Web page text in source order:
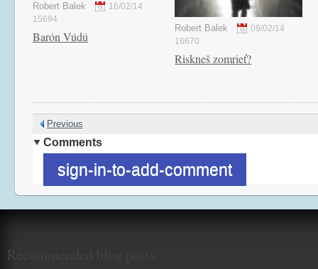
Robert Balek
16/02/14
15694
Barón Vúdú
Robert Balek
09/02/14
16670
Riskneš zomrieť?
Previous
Comments
sign-in-to-add-comment
Recommended blog posts